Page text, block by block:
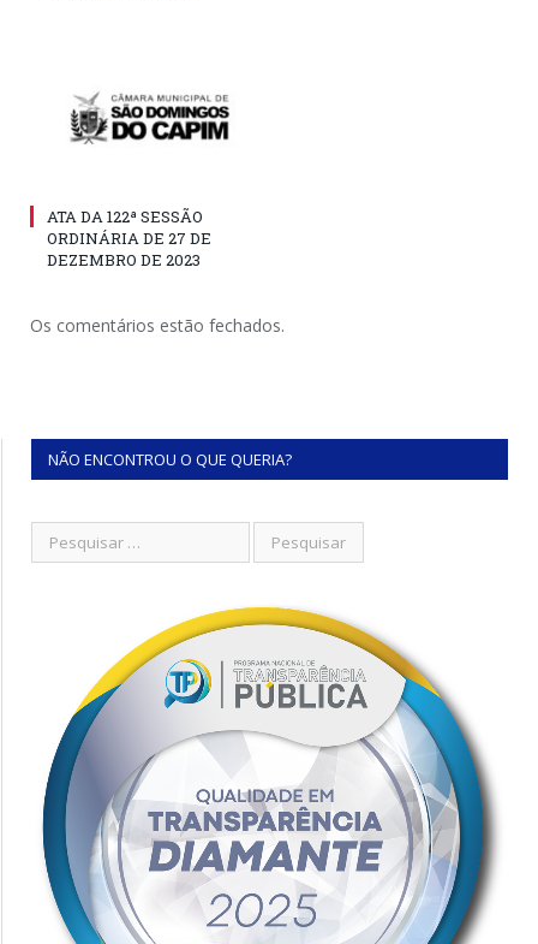
ATA DA 122ª SESSÃO
ORDINÁRIA DE 27 DE
DEZEMBRO DE 2023
Os comentários estão fechados.
NÃO ENCONTROU O QUE QUERIA?